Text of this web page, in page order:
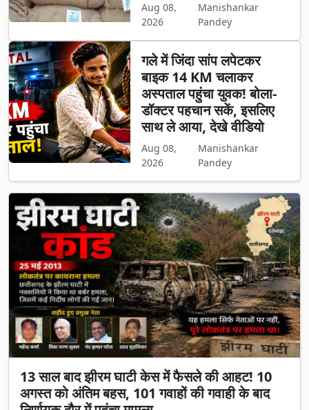
Aug 08,
2026
Manishankar
Pandey
गले में जिंदा सांप लपेटकर
बाइक 14 KM चलाकर
अस्पताल पहुंचा युवक! बोला-
डॉक्टर पहचान सकें, इसलिए
साथ ले आया, देखे वीडियो
Aug 08,
2026
Manishankar
Pandey
13 साल बाद झीरम घाटी केस में फैसले की आहट! 10
अगस्त को अंतिम बहस, 101 गवाहों की गवाही के बाद